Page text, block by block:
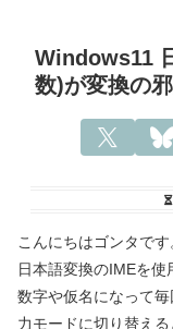
Windows11
数)が変換の
こんにちはゴンタです
日本語変換のIMEを
数字や仮名になって
力モードに切り替え